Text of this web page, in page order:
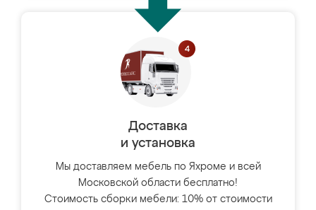
Доставка
и установка
Мы доставляем мебель по Яхроме и всей
Московской области бесплатно!
Стоимость сборки мебели: 10% от стоимости